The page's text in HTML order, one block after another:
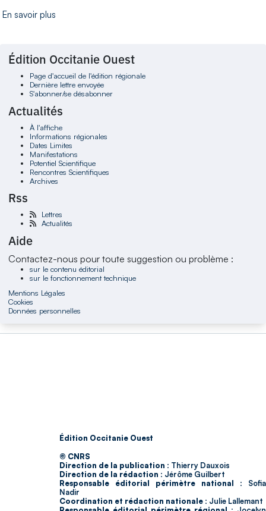
En savoir plus
Édition Occitanie Ouest
Page d'accueil de l'édition régionale
Dernière lettre envoyée
S'abonner/se désabonner
Actualités
À l'affiche
Informations régionales
Dates Limites
Manifestations
Potentiel Scientifique
Rencontres Scientifiques
Archives
Rss
Lettres
Actualités
Aide
Contactez-nous pour toute suggestion ou problème :
sur le contenu éditorial
sur le fonctionnement technique
Mentions Légales
Cookies
Données personnelles
Édition Occitanie Ouest
© CNRS
Direction de la publication : Thierry Dauxois
Direction de la rédaction : Jérôme Guilbert
Responsable éditorial périmètre national : Sofia
Nadir
Coordination et rédaction nationale : Julie Lallemant